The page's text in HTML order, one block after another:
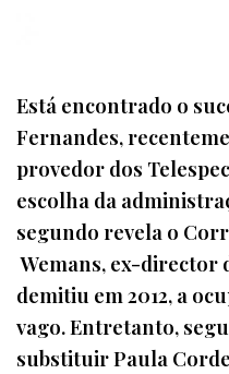
Está encontrado o
Fernandes,
provedor dos
escolha da
segundo revela o
Wemans, ex-director
demitiu em 2012, a
vago. Entretanto,
substituir Paula